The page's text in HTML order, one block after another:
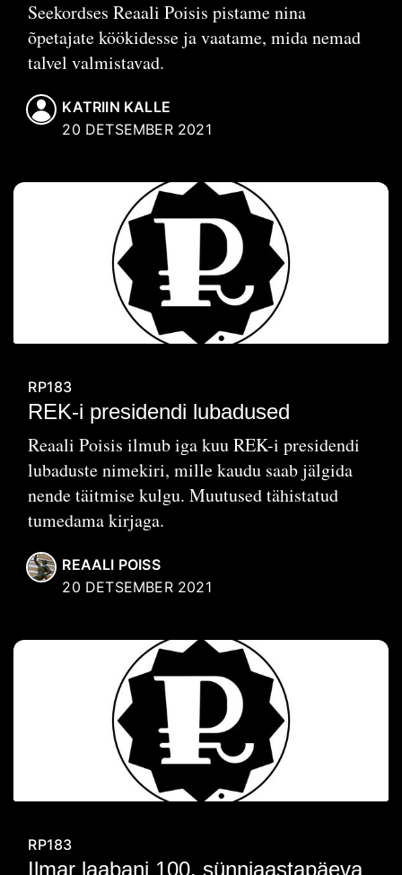
Seekordses Reaali Poisis pistame nina
õpetajate köökidesse ja vaatame, mida nemad
talvel valmistavad.
KATRIIN KALLE
20 DETSEMBER 2021
RP183
REK-i presidendi lubadused
Reaali Poisis ilmub iga kuu REK-i presidendi
lubaduste nimekiri, mille kaudu saab jälgida
nende täitmise kulgu. Muutused tähistatud
tumedama kirjaga.
REAALI POISS
20 DETSEMBER 2021
RP183
Ilmar laabani 100. sünniaastapäeva